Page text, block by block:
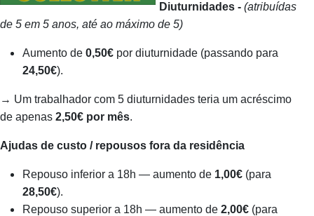
Diuturnidades - (atribuídas
de 5 em 5 anos, até ao máximo de 5)
Aumento de 0,50€ por diuturnidade (passando para
24,50€).
→ Um trabalhador com 5 diuturnidades teria um acréscimo
de apenas 2,50€ por mês.
Ajudas de custo / repousos fora da residência
Repouso inferior a 18h — aumento de 1,00€ (para
28,50€).
Repouso superior a 18h — aumento de 2,00€ (para